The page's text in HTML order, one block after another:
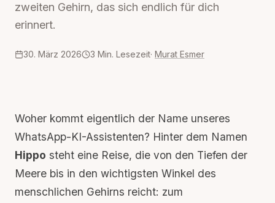
zweiten Gehirn, das sich endlich für dich
erinnert.
30. März 2026 3 Min. Lesezeit· Murat Esmer
Woher kommt eigentlich der Name unseres
WhatsApp-KI-Assistenten? Hinter dem Namen
Hippo steht eine Reise, die von den Tiefen der
Meere bis in den wichtigsten Winkel des
menschlichen Gehirns reicht: zum